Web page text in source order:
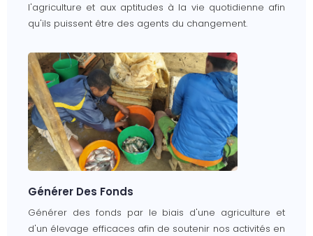
l'agriculture et aux aptitudes à la vie quotidienne afin
qu'ils puissent être des agents du changement.
Générer Des Fonds
Générer des fonds par le biais d'une agriculture et
d'un élevage efficaces afin de soutenir nos activités en